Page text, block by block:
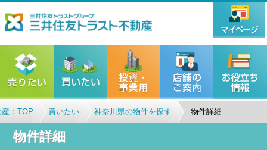
：TOP 買いたい 神奈川県の物件を探す 物件詳細
物件詳細